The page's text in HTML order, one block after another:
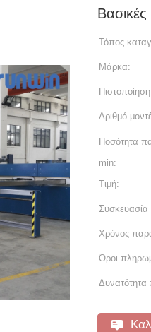
Τόπος
Μάρκα:
Αριθμό
Ποσότητα
min:
Τιμή:
Συσκευασία
Χρόνος
Όροι